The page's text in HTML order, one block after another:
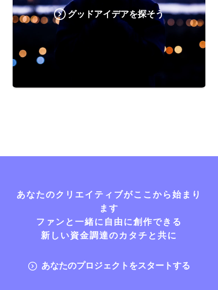
グッドアイデアを探そう
あなたのクリエイティブがここから始まり
ます
ファンと一緒に自由に創作できる
新しい資金調達のカタチと共に
あなたのプロジェクトをスタートする